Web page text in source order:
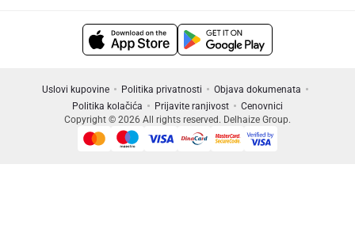
Uslovi kupovine Politika privatnosti
Objava dokumenata
Politika kolačića
Prijavite ranjivost
Cenovnici
Copyright © 2026 All rights reserved. Delhaize Group.